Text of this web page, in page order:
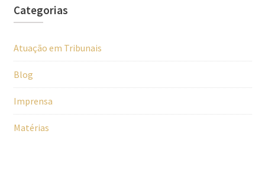
Categorias
Atuação em Tribunais
Blog
Imprensa
Matérias